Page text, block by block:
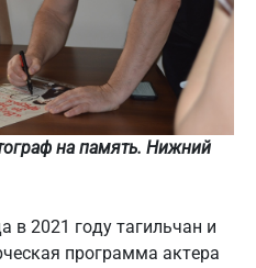
на память. Нижний
в 2021 году тагильчан и
программа актера